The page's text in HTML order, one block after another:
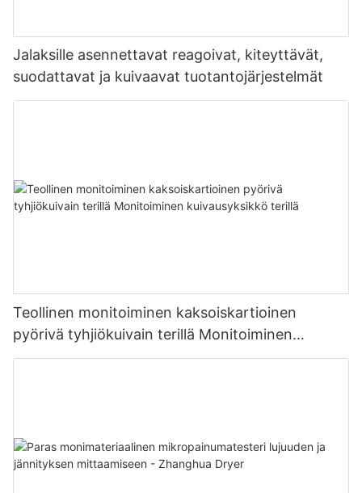
Jalaksille asennettavat reagoivat, kiteyttävät,
suodattavat ja kuivaavat tuotantojärjestelmät
Teollinen monitoiminen kaksoiskartioinen
pyörivä tyhjiökuivain terillä Monitoiminen
kuivausyksikkö terillä